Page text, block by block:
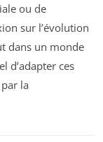
ou de
sur l’évolution
dans un monde
d’adapter ces
la